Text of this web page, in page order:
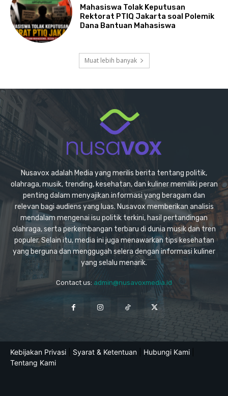
Mahasiswa Tolak Keputusan
Rektorat PTIQ Jakarta soal Polemik
Dana Bantuan Mahasiswa
Muat lebih banyak
Nusavox adalah Media yang merilis berita tentang politik,
olahraga, musik, trending, kesehatan, dan kuliner memiliki peran
penting dalam menyajikan informasi yang beragam dan
relevan bagi audiens yang luas. Nusavox memberikan analisis
mendalam mengenai isu politik terkini, hasil pertandingan
olahraga, serta perkembangan terbaru di dunia musik dan tren
populer. Selain itu, media ini juga menawarkan tips kesehatan
yang berguna dan menggugah selera dengan informasi kuliner
yang selalu menarik.
Contact us: admin@nusavoxmedia.id
Kebijakan Privasi Syarat & Ketentuan Hubungi Kami
Tentang Kami